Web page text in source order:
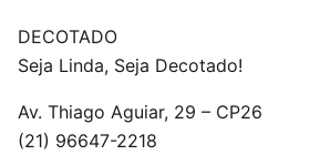
DECOTADO
Seja Linda, Seja Decotado!
Av. Thiago Aguiar, 29 – CP26
(21) 96647-2218